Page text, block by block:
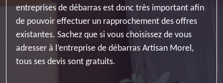
entreprises de débarras est donc très important afin
de pouvoir effectuer un rapprochement des offres
existantes. Sachez que si vous choisissez de vous
adresser à l’entreprise de débarras Artisan Morel,
tous ses devis sont gratuits.